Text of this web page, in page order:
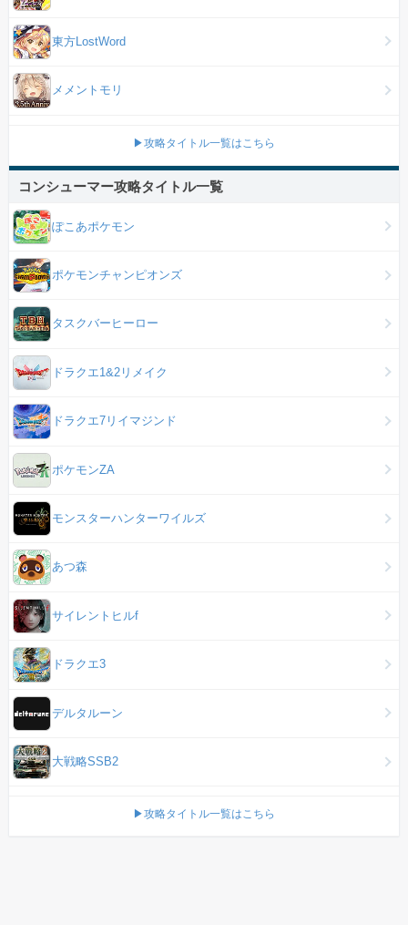
東方LostWord
メメントモリ
▶攻略タイトル一覧はこちら
コンシューマー攻略タイトル一覧
ぽこあポケモン
ポケモンチャンピオンズ
タスクバーヒーロー
ドラクエ1&2リメイク
ドラクエ7リイマジンド
ポケモンZA
モンスターハンターワイルズ
あつ森
サイレントヒルf
ドラクエ3
デルタルーン
大戦略SSB2
▶攻略タイトル一覧はこちら